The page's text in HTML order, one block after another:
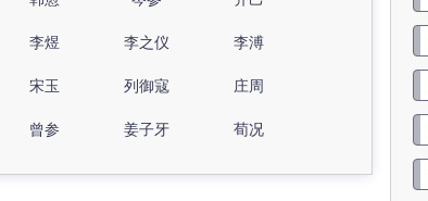
李煜 李之仪 李溥
宋玉 列御寇 庄周
曾参 姜子牙 荀况